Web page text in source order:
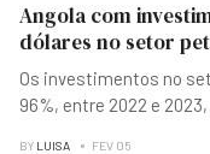
Angola com
dólares no setor
Os investimentos no
96%, entre 2022 e
BY LUISA FEV 05